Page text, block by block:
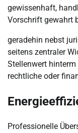
gewissenhaft,
Vorschrift gewahrt
geradehin nebst
seitens zentraler
Stellenwert
rechtliche oder
Professionelle